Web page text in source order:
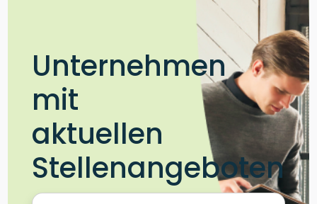
Unternehmen
mit
aktuellen
Stellenangeboten